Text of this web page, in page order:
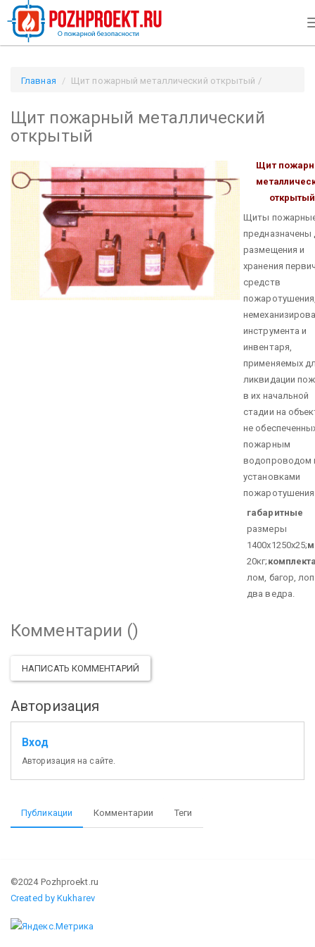
Главная
Щит пожарный металлический открытый /
Щит пожарный металлический
открытый
Щит
открытый
Щиты
предназначены
размещения и
хранения
средств
инструмента и
инвентаря,
применяемых
ликвидации
в их начальной
стадии на
не
пожарным
водопроводом
установками
пожаротушения
габаритные
размеры
1400х1250х25;
20кг;
лом, багор,
два ведра.
Комментарии ()
НАПИСАТЬ КОММЕНТАРИЙ
Авторизация
Вход
Авторизация на сайте.
Публикации Комментарии Теги
©2024 Pozhproekt.ru
Created by Kukharev